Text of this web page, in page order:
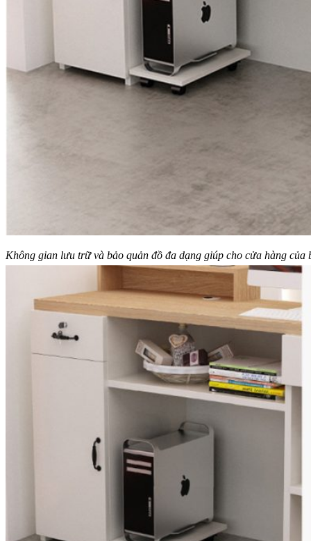
Không gian lưu trữ và bảo quản đồ đa dạng giúp cho cửa hàng của